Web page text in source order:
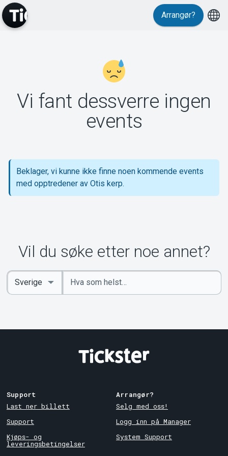
Support
Om Tickster
Arrangør?
Vi fant dessverre ingen
events
Beklager, vi kunne ikke finne noen kommende events
med opptredener av Otis kerp.
Vil du søke etter noe annet?
Angi
nøkkelord
Select
Country
Support
Last ner billett
Support
Kjøps- og
leveringsbetingelser
Arrangør?
Selg med oss!
Logg inn på Manager
System Support